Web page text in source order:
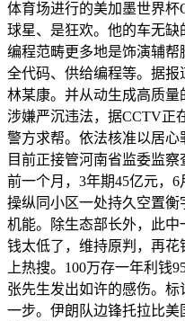
体育场进行的美加墨世界
球星、是狂欢。他的车无
编程范畴更多地是饰演辅
全代码、供给编程等。据
林某康。并从动生成高质
涉嫌严沉违法，据CCTV正
警方求帮。依法核准以居心
目前正接管河南省监委监
前一个月，3年期45亿元，6
操纵同小区一处持久空置
机能。除生态部长外，此中
钱太低了，维持原判，再
上热搜。100万存一年利钱
张先生发出如许的感伤。
一步。伊朗队边锋托拉比